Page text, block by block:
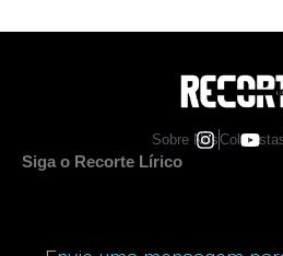
Sobre Nos
Siga o Recorte Lírico